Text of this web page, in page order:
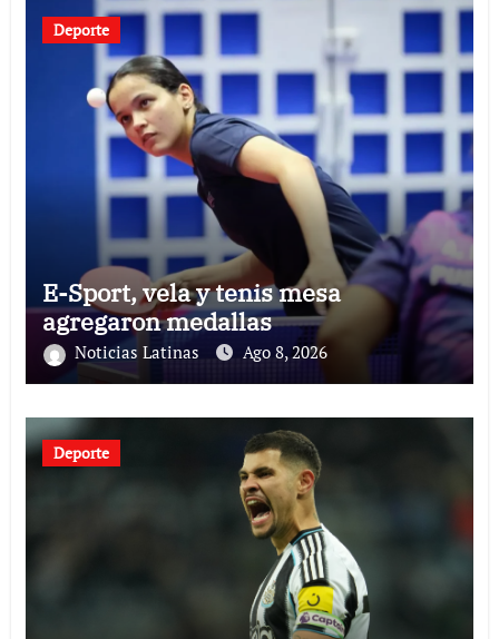
Deporte
E-Sport, vela y tenis mesa
agregaron medallas
Noticias Latinas Ago 8, 2026
Deporte